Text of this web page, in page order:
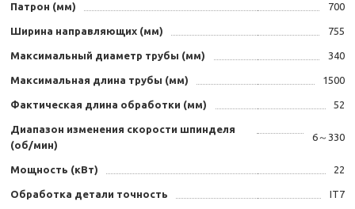
Патрон (мм) 700
Ширина направляющих (мм) 755
Максимальный диаметр трубы (мм) 340
Максимальная длина трубы (мм) 1500
Фактическая длина обработки (мм) 52
Диапазон изменения скорости шпинделя
(об/мин)
6～330
Мощность (кВт) 22
Обработка детали точность IT7